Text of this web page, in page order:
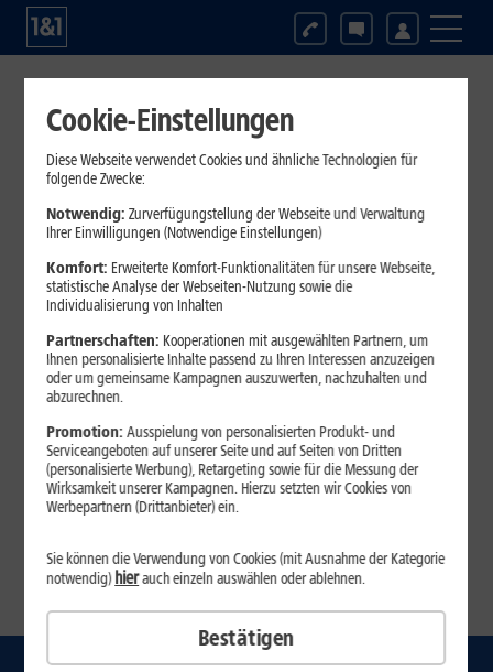
Es tut uns Leid, dieser Artikel
wurde nicht gefunden!
Fehler – Dies kann
folgende Ursachen
haben:
Die gewünschte Seite ist vorübergehend nicht erreichbar
Die gewünschte Seite wurde umbenannt
Die gewünschte Seite existiert nicht mehr
Die URL ist nicht korrekt
Vielen Dank für Ihr Verständnis.
Ihr 1&1 Team
1&1 AG Startseite
Cookie-Einstellungen
Diese Webseite verwendet Cookies und ähnliche Technologien für
folgende Zwecke:
Notwendig: Zurverfügungstellung der Webseite und Verwaltung
Ihrer Einwilligungen (Notwendige Einstellungen)
Komfort: Erweiterte Komfort-Funktionalitäten für unsere Webseite,
statistische Analyse der Webseiten-Nutzung sowie die
Individualisierung von Inhalten
Partnerschaften: Kooperationen mit ausgewählten Partnern, um
Ihnen personalisierte Inhalte passend zu Ihren Interessen anzuzeigen
oder um gemeinsame Kampagnen auszuwerten, nachzuhalten und
abzurechnen.
Promotion:Ausspielung von personalisierten Produkt- und
Serviceangeboten auf unserer Seite und auf Seiten von Dritten
(personalisierte Werbung), Retargeting sowie für die Messung der
Wirksamkeit unserer Kampagnen. Hierzu setzten wir Cookies von
Werbepartnern (Drittanbieter) ein.
Sie können die Verwendung von Cookies (mit Ausnahme der Kategorie
notwendig) hierauch einzeln auswählen oder ablehnen.
Bestätigen